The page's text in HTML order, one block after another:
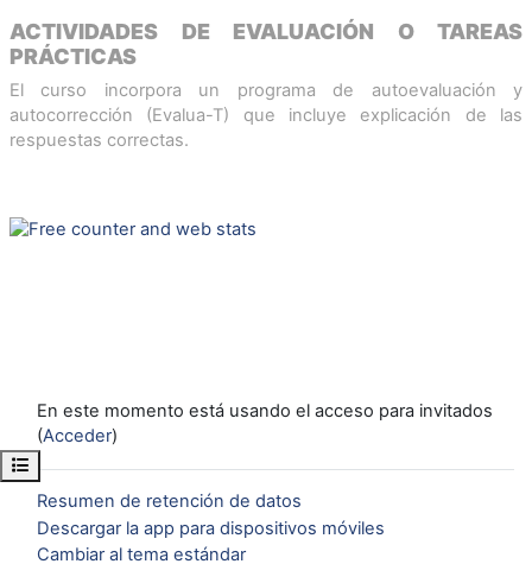
Abrir índice del curso
ACTIVIDADES DE EVALUACIÓN O TAREAS
PRÁCTICAS
El curso incorpora un programa de autoevaluación y
autocorrección (Evalua-T) que incluye explicación de las
respuestas correctas.
En este momento está usando el acceso para invitados
(Acceder)
Resumen de retención de datos
Descargar la app para dispositivos móviles
Cambiar al tema estándar